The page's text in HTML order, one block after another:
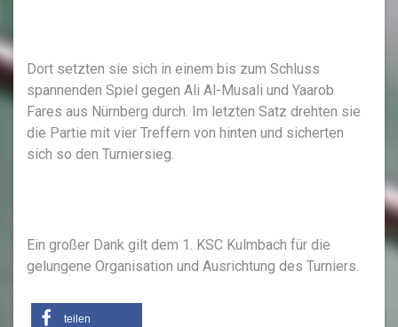
Dort setzten sie sich in einem bis zum Schluss
spannenden Spiel gegen Ali Al-Musali und Yaarob
Fares aus Nürnberg durch. Im letzten Satz drehten sie
die Partie mit vier Treffern von hinten und sicherten
sich so den Turniersieg.
Ein großer Dank gilt dem 1. KSC Kulmbach für die
gelungene Organisation und Ausrichtung des Turniers.
teilen